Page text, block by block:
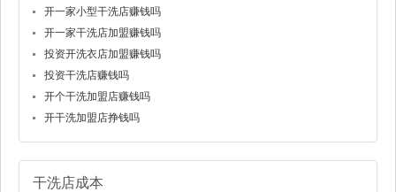
开一家小型干洗店赚钱吗
开一家干洗店加盟赚钱吗
投资开洗衣店加盟赚钱吗
投资干洗店赚钱吗
开个干洗加盟店赚钱吗
开干洗加盟店挣钱吗
干洗店成本